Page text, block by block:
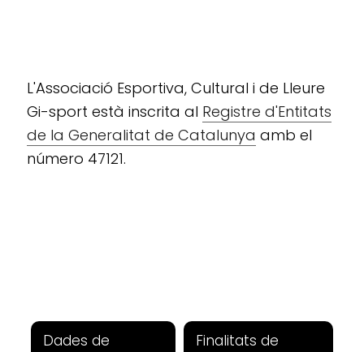
L'Associació Esportiva, Cultural i de Lleure
Gi-sport està inscrita al Registre d'Entitats
de la Generalitat de Catalunya amb el
número 47121.
Dades de
Finalitats de